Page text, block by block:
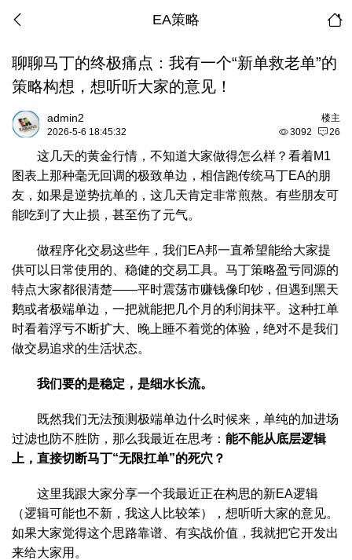
EA策略
聊聊马丁的终极痛点：我有一个“新单救老单”的
策略构想，想听听大家的意见！
楼主
admin2
3092 26
2026-5-6 18:45:32
这几天的黄金行情，不知道大家做得怎么样？看着M1
图表上那种毫无回调的极致单边，相信跑传统马丁EA的朋
友，如果是逆势抗单的，这几天肯定非常煎熬。有些朋友可
能吃到了大止损，甚至伤了元气。
做程序化交易这些年，我们EA邦一直希望能给大家提
供可以日常使用的、稳健的交易工具。马丁策略盈亏同源的
特点大家都很清楚——平时震荡市赚钱像印钞，但遇到黑天
鹅或者极端单边，一把就能把几个月的利润抹平。这种扛单
时看着浮亏不断扩大、晚上睡不着觉的体验，绝对不是我们
做交易追求的生活状态。
我们要的是稳定，是细水长流。
既然我们无法预测极端单边什么时候来，单纯的加进场
过滤也防不胜防，那么我最近在思考： 能不能从底层逻辑
上，直接切断马丁“无限扛单”的死穴？
这里我跟大家分享一个我最近正在构思的新EA逻辑
（逻辑可能也不新，我这人比较笨），想听听大家的意见。
如果大家觉得这个思路靠谱、有实战价值，我就把它开发出
来给大家用。